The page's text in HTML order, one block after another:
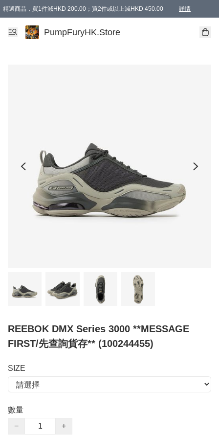
精選商品，買1件減HKD 200.00；買2件或以上減HKD 450.00 詳情
AAPE商品,會員專享9折或以上（按會員等級）AAPE products, members can
精選商品，任選買2件或以上減HKD 100.00
購物滿 HKD 800.00即享免運費優惠！（適用於 特定的送貨方式 )
PumpFuryHK.Store
REEBOK DMX Series 3000 **MESSAGE
FIRST/先查詢貨存** (100244455)
SIZE
數量
−
+